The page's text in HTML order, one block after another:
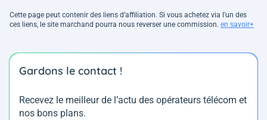
Cette page peut contenir des liens d’affiliation. Si vous achetez via l'un des
ces liens, le site marchand pourra nous reverser une commission. en savoir+
Gardons le contact !
Recevez le meilleur de l’actu des opérateurs télécom et
nos bons plans.